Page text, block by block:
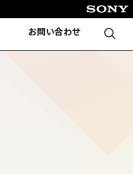
お問い合わせ